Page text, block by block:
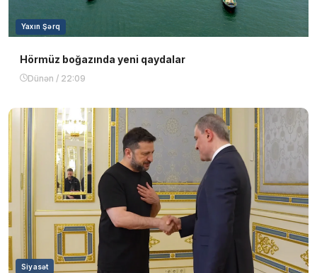
Yaxın Şərq
Hörmüz boğazında yeni qaydalar
Dünən / 22:09
Siyasət